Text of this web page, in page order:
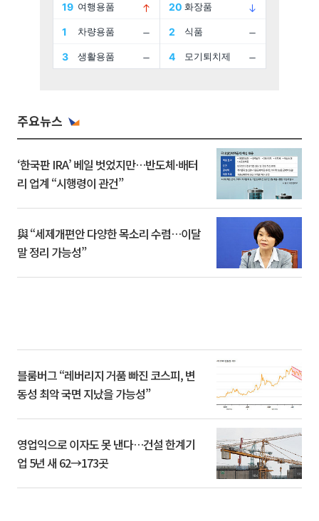
주요뉴스
‘한국판 IRA’ 베일 벗었지만…반도체·배터
리 업계 “시행령이 관건”
與 “세제개편안 다양한 목소리 수렴…이달
말 정리 가능성”
블룸버그 “레버리지 거품 빠진 코스피, 변
동성 최악 국면 지났을 가능성”
영업익으로 이자도 못 낸다…건설 한계기
업 5년 새 62→173곳